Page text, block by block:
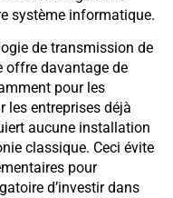
système informatique.
de transmission de
offre davantage de
pour les
les entreprises déjà
aucune installation
classique. Ceci évite
pour
d’investir dans